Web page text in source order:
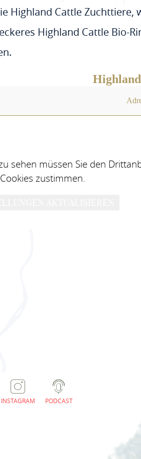
Highland Cattle
Highland Cattle Bio-
sehen müssen Sie den
Cookies zustimmen.
INSTAGRAM PODCAST